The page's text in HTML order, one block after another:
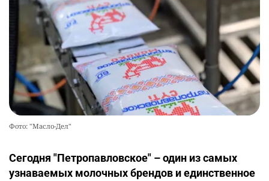
Фото: "Масло-Дел"
Сегодня "Петропавловское" – один из самых
узнаваемых молочных брендов и единственное